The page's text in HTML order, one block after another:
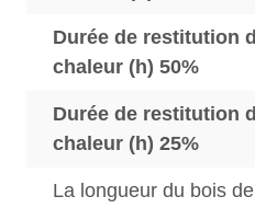
Durée de restitution
chaleur (h) 50%
Durée de restitution
chaleur (h) 25%
La longueur du bois